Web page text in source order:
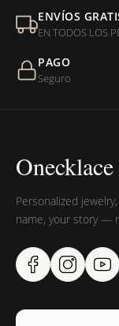
Mi orden fue
entregada?
¿Sus productos
ENVÍOS
EN TODOS LOS
PAGO
Seguro
Onecklace
Personalized
name, your story —